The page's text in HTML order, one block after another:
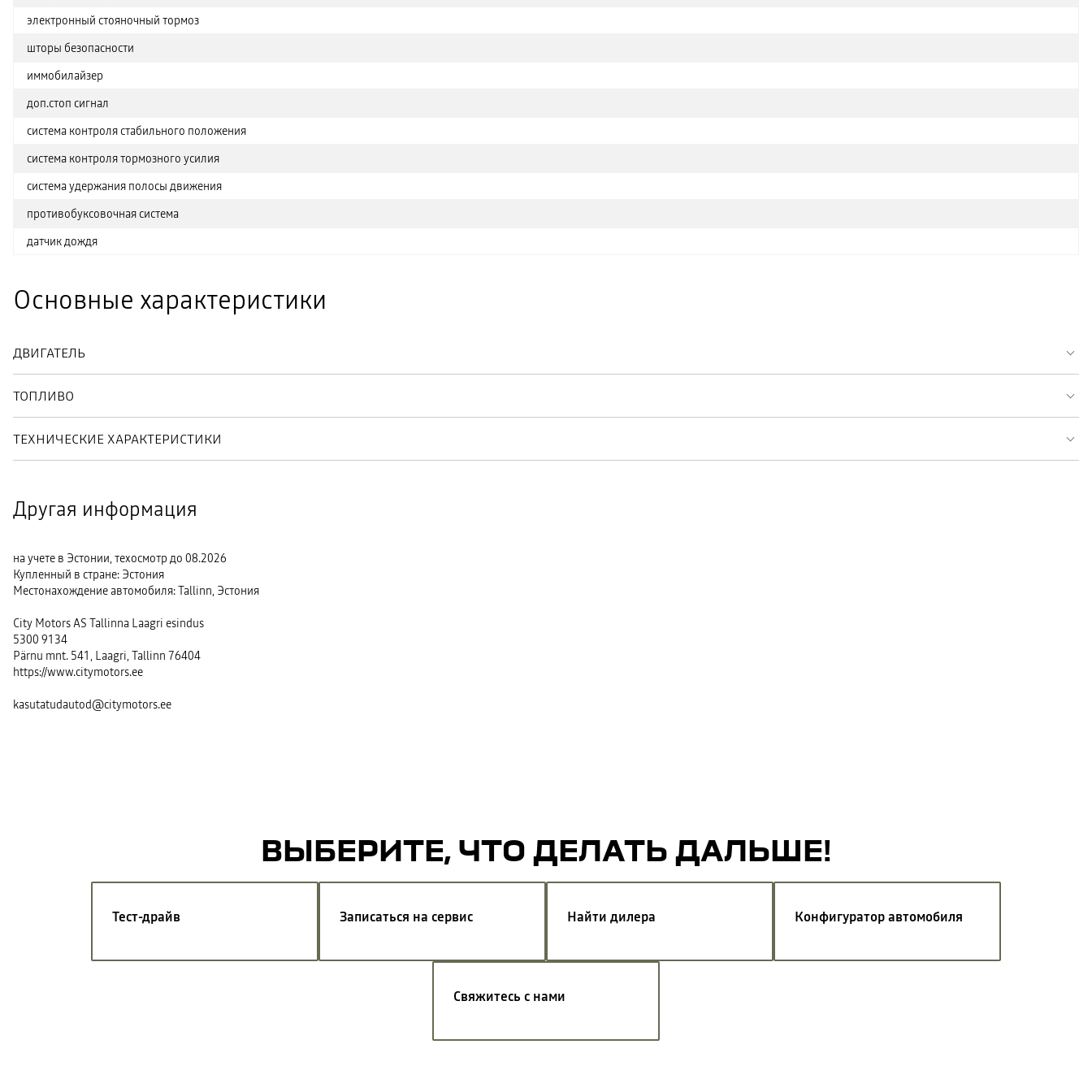
электронный стояночный тормоз
шторы безопасности
иммобилайзер
доп.стоп сигнал
система контроля стабильного положения
система контроля тормозного усилия
система удержания полосы движения
противобуксовочная система
датчик дождя
Основные характеристики
ДВИГАТЕЛЬ
ТОПЛИВО
ТЕХНИЧЕСКИЕ ХАРАКТЕРИСТИКИ
Другая информация
на учете в Эстонии, техосмотр до 08.2026
Купленный в стране: Эстония
Местонахождение автомобиля: Tallinn, Эстония
City Motors AS Tallinna Laagri esindus
5300 9134
Pärnu mnt. 541, Laagri, Tallinn 76404
https://www.citymotors.ee
kasutatudautod@citymotors.ee
ВЫБЕРИТЕ, ЧТО ДЕЛАТЬ ДАЛЬШЕ!
Тест-драйв Записаться на сервис Найти дилера Конфигуратор автомобиля
Свяжитесь с нами